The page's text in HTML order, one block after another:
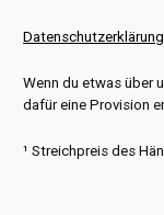
Datenschutzerklärung
Wenn du etwas über
dafür eine Provision
¹ Streichpreis des